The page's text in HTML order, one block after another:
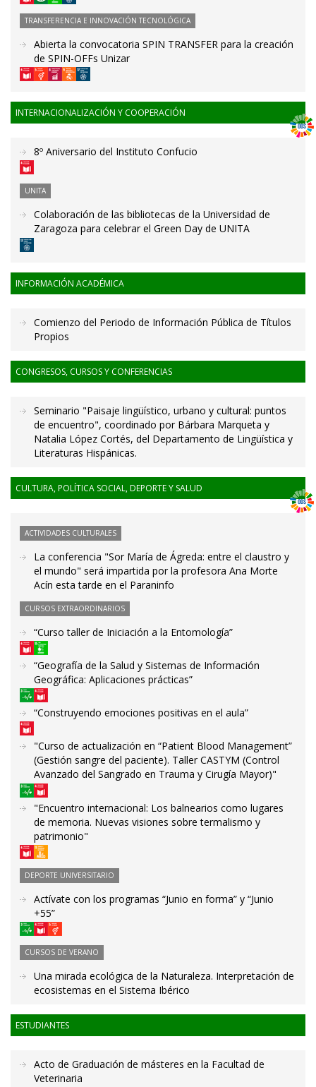
TRANSFERENCIA E INNOVACIÓN TECNOLÓGICA
Abierta la convocatoria SPIN TRANSFER para la creación
de SPIN-OFFs Unizar
INTERNACIONALIZACIÓN Y COOPERACIÓN
8º Aniversario del Instituto Confucio
UNITA
Colaboración de las bibliotecas de la Universidad de
Zaragoza para celebrar el Green Day de UNITA
INFORMACIÓN ACADÉMICA
Comienzo del Periodo de Información Pública de Títulos
Propios
CONGRESOS, CURSOS Y CONFERENCIAS
Seminario "Paisaje lingüístico, urbano y cultural: puntos
de encuentro", coordinado por Bárbara Marqueta y
Natalia López Cortés, del Departamento de Lingüística y
Literaturas Hispánicas.
CULTURA, POLÍTICA SOCIAL, DEPORTE Y SALUD
ACTIVIDADES CULTURALES
La conferencia "Sor María de Ágreda: entre el claustro y
el mundo" será impartida por la profesora Ana Morte
Acín esta tarde en el Paraninfo
CURSOS EXTRAORDINARIOS
“Curso taller de Iniciación a la Entomología”
“Geografía de la Salud y Sistemas de Información
Geográfica: Aplicaciones prácticas”
“Construyendo emociones positivas en el aula”
"Curso de actualización en “Patient Blood Management”
(Gestión sangre del paciente). Taller CASTYM (Control
Avanzado del Sangrado en Trauma y Cirugía Mayor)"
"Encuentro internacional: Los balnearios como lugares
de memoria. Nuevas visiones sobre termalismo y
patrimonio"
DEPORTE UNIVERSITARIO
Actívate con los programas “Junio en forma” y “Junio
+55”
CURSOS DE VERANO
Una mirada ecológica de la Naturaleza. Interpretación de
ecosistemas en el Sistema Ibérico
ESTUDIANTES
Acto de Graduación de másteres en la Facultad de
Veterinaria